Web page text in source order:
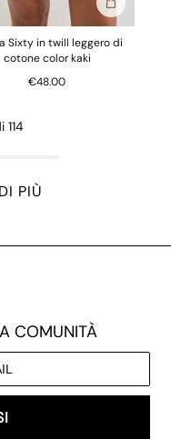
Aggiungi
Sixty in twill leggero di
cotone color kaki
€48.00
114
PIÙ
COMUNITÀ